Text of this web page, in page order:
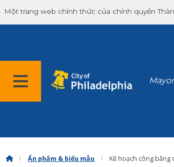
Một trang web chính thức của chính quyền
Ấn phẩm & biểu mẫu Kế hoạch công